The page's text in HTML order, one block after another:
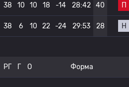
38 10 10 18 -14 28:42 40 П
38 6 10 22 -24 29:53 28 Н
РГ Г О Форма